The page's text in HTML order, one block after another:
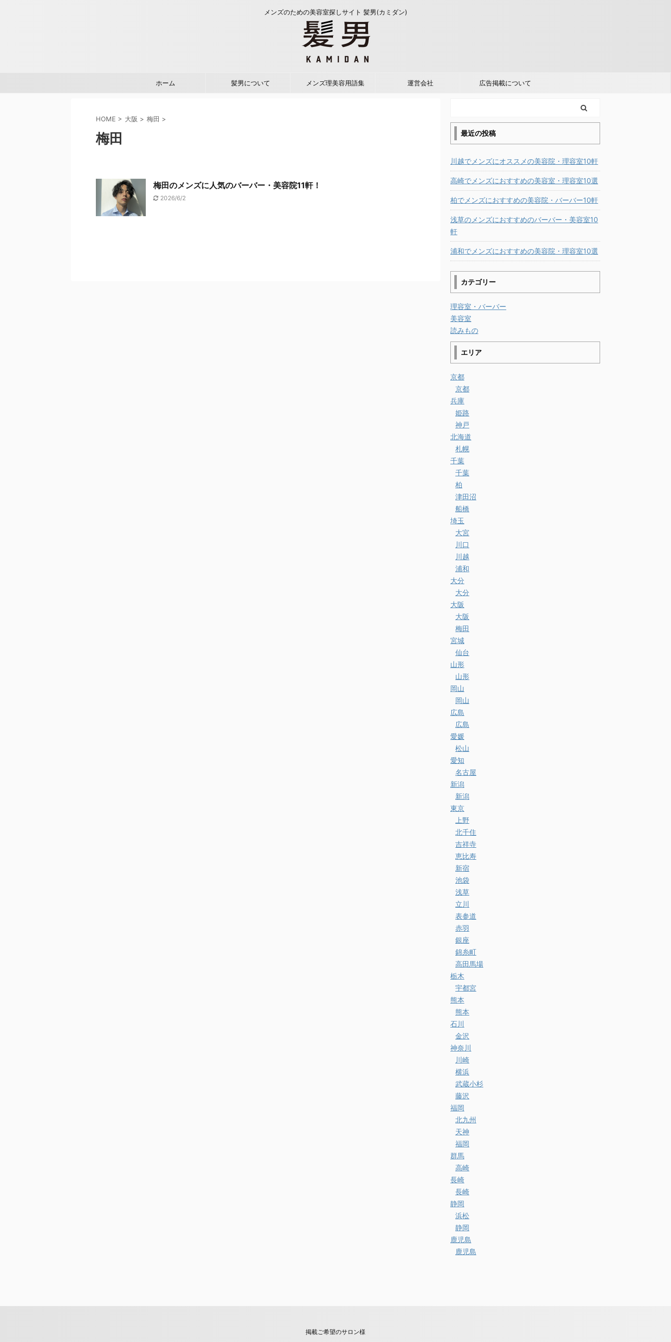
メンズのための美容室探しサイト 髪男(カミダン)
ホーム 髪男について メンズ理美容用語集 運営会社 広告掲載について
HOME > 大阪 > 梅田 >
梅田
梅田のメンズに人気のバーバー・美容院11軒！
2026/6/2
最近の投稿
川越でメンズにオススメの美容院・理容室10軒
高崎でメンズにおすすめの美容室・理容室10選
柏でメンズにおすすめの美容院・バーバー10軒
浅草のメンズにおすすめのバーバー・美容室10
軒
浦和でメンズにおすすめの美容院・理容室10選
カテゴリー
理容室・バーバー
美容室
読みもの
エリア
京都
京都
兵庫
姫路
神戸
北海道
札幌
千葉
千葉
柏
津田沼
船橋
埼玉
大宮
川口
川越
浦和
大分
大分
大阪
大阪
梅田
宮城
仙台
山形
山形
岡山
岡山
広島
広島
愛媛
松山
愛知
名古屋
新潟
新潟
東京
上野
北千住
吉祥寺
恵比寿
新宿
池袋
浅草
立川
表参道
赤羽
銀座
錦糸町
高田馬場
栃木
宇都宮
熊本
熊本
石川
金沢
神奈川
川崎
横浜
武蔵小杉
藤沢
福岡
北九州
天神
福岡
群馬
高崎
長崎
長崎
静岡
浜松
静岡
鹿児島
鹿児島
掲載ご希望のサロン様